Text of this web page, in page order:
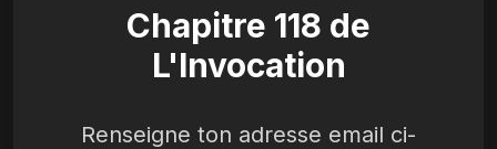
Chapitre 118 de
L'Invocation
Renseigne ton adresse email ci-